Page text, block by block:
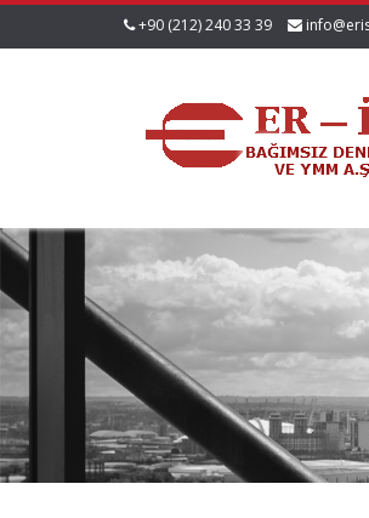
+90 (212) 240 33 39